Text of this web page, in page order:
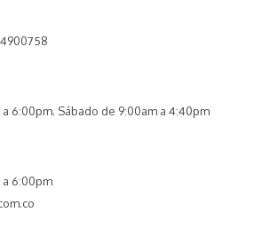
6:00pm. Sábado de 9:00am a 4:40pm
6:00pm